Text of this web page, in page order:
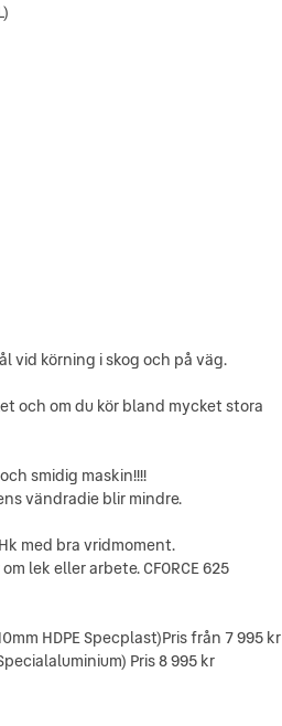
vid körning i skog och på väg.
och om du kör bland mycket stora
smidig maskin!!!!
vändradie blir mindre.
med bra vridmoment.
lek eller arbete. CFORCE 625
HDPE Specplast)Pris från 7 995 kr
Pris 8 995 kr